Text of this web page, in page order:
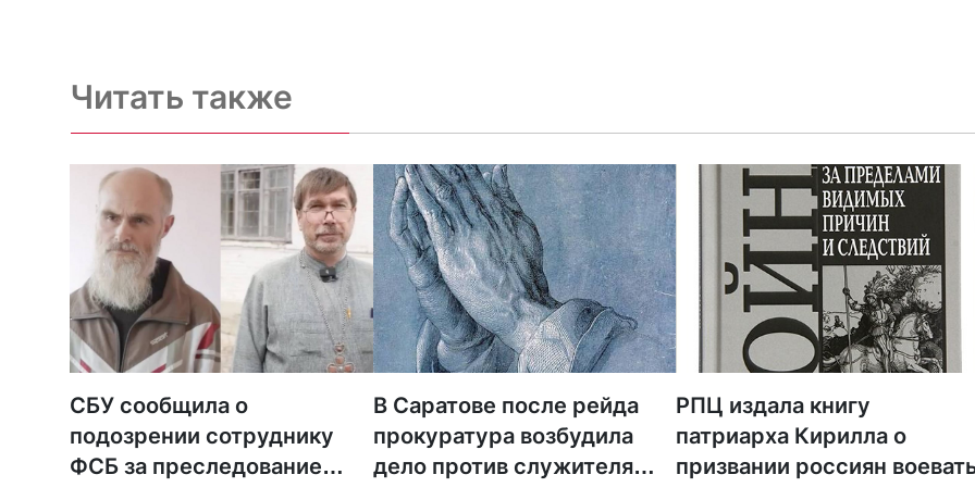
Читать также
СБУ сообщила о
подозрении сотруднику
ФСБ за преследование
В Саратове после рейда
прокуратура возбудила
дело против служителя
РПЦ издала книгу
патриарха Кирилла о
призвании россиян